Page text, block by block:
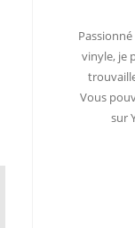
vinyle, je
Vous
sur